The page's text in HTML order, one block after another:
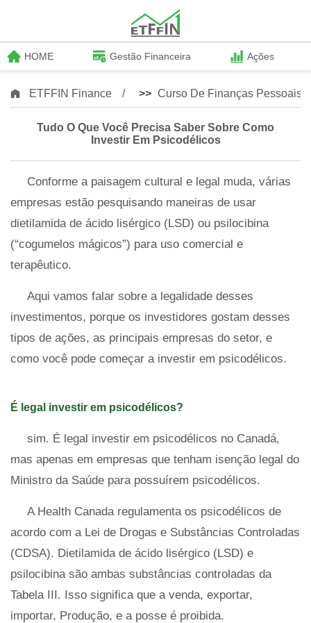
HOME Gestão Financeira Ações
ETFFIN Finance >> Curso De Finanças Pessoais
Tudo O Que Você Precisa Saber Sobre Como
Investir Em Psicodélicos
Conforme a paisagem cultural e legal muda, várias
empresas estão pesquisando maneiras de usar
dietilamida de ácido lisérgico (LSD) ou psilocibina
(“cogumelos mágicos”) para uso comercial e
terapêutico.
Aqui vamos falar sobre a legalidade desses
investimentos, porque os investidores gostam desses
tipos de ações, as principais empresas do setor, e
como você pode começar a investir em psicodélicos.
É legal investir em psicodélicos?
sim. É legal investir em psicodélicos no Canadá,
mas apenas em empresas que tenham isenção legal do
Ministro da Saúde para possuírem psicodélicos.
A Health Canada regulamenta os psicodélicos de
acordo com a Lei de Drogas e Substâncias Controladas
(CDSA). Dietilamida de ácido lisérgico (LSD) e
psilocibina são ambas substâncias controladas da
Tabela III. Isso significa que a venda, exportar,
importar, Produção, e a posse é proibida.